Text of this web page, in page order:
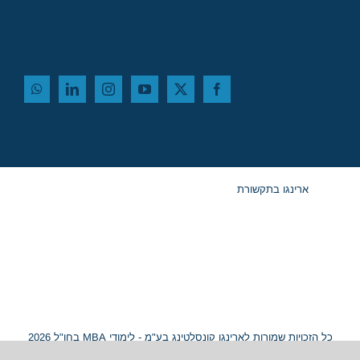
ארינגו בתקשורת
כל הזכויות שמורות לארינגו קונסלטינג בע"מ - לימודי MBA בחו"ל 2026